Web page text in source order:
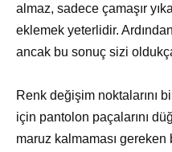
almaz, sadece çamaşır
eklemek yeterlidir.
ancak bu sonuç sizi
Renk değişim noktalarını
için pantolon paçalarını
maruz kalmaması